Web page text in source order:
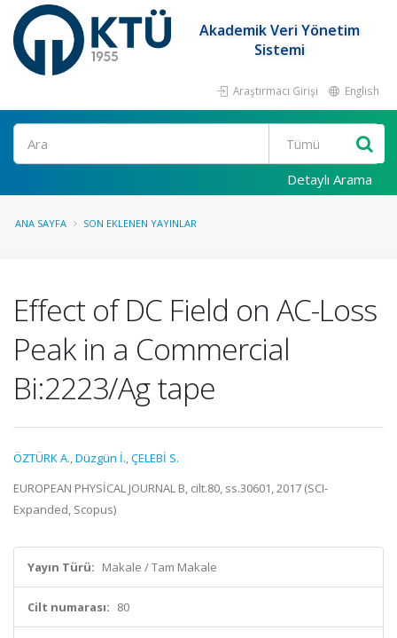
Akademik Veri Yönetim
Sistemi
Araştırmacı Girişi English
Ara
Detaylı Arama
ANA SAYFA SON EKLENEN YAYINLAR
Effect of DC Field on AC-Loss
Peak in a Commercial
Bi:2223/Ag tape
ÖZTÜRK A.,Düzgün İ.,ÇELEBİ S.
EUROPEAN PHYSİCAL JOURNAL B, cilt.80, ss.30601, 2017 (SCI-
Expanded, Scopus)
Yayın Türü: Makale / Tam Makale
Cilt numarası: 80